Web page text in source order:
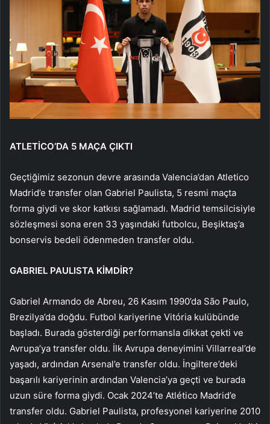
ATLETİCO’DA 5 MAÇA ÇIKTI
Geçtiğimiz sezonun devre arasında Valencia’dan Atletico
Madrid’e transfer olan Gabriel Paulista, 5 resmi maçta
forma giydi ve skor katkısı sağlamadı. Madrid temsilcisiyle
sözleşmesi sona eren 33 yaşındaki futbolcu, Beşiktaş’a
bonservis bedeli ödenmeden transfer oldu.
GABRIEL PAULISTA KİMDİR?
Gabriel Armando de Abreu, 26 Kasım 1990’da São Paulo,
Brezilya’da doğdu. Futbol kariyerine Vitória kulübünde
başladı. Burada gösterdiği performansla dikkat çekti ve
Avrupa’ya transfer oldu. İlk Avrupa deneyimini Villarreal’de
yaşadı, ardından Arsenal’e transfer oldu. İngiltere’deki
başarılı kariyerinin ardından Valencia’ya geçti ve burada
uzun süre forma giydi. Ocak 2024’te Atlético Madrid’e
transfer oldu. Gabriel Paulista, profesyonel kariyerine 2010